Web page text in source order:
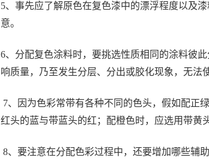
5、事先应了解原色在复色漆中的漂浮程度以及
意。
6、分配复色涂料时，要挑选性质相同的涂料彼
响质量，乃至发生分层、分出或胶化现象，无法
7、因为色彩常带有各种不同的色头，假如配正
红头的蓝与带蓝头的红；配橙色时，应选用带黄
8、要注意在分配色彩过程中，还要增加哪些辅